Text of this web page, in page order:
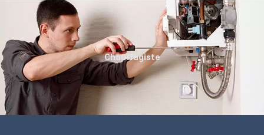
Chauffagiste